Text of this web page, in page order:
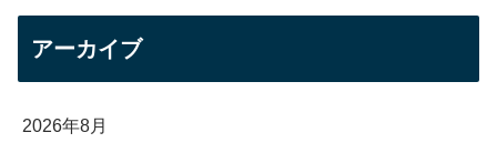
アーカイブ
2026年8月